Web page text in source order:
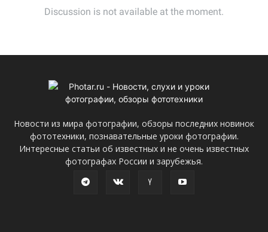
Новости из мира фотографии, обзоры последних новинок
фототехники, познавательные уроки фотографии.
Интересные статьи об известных и не очень известных
фотографах России и зарубежья.